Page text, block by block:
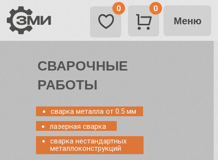
0
Меню
СВАРОЧНЫЕ
РАБОТЫ
сварка металла от 0.5 мм
сварка нестандартных
металлоконструкций
лазерная сварка
Главная